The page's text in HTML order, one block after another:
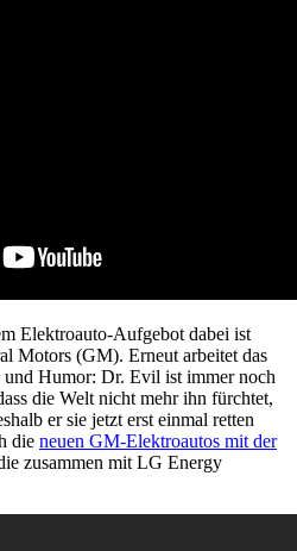
Elektroauto-Aufgebot dabei ist
Motors (GM). Erneut arbeitet das
und Humor: Dr. Evil ist immer noch
die Welt nicht mehr ihn fürchtet,
er sie jetzt erst einmal retten
die neuen GM-Elektroautos mit der
zusammen mit LG Energy